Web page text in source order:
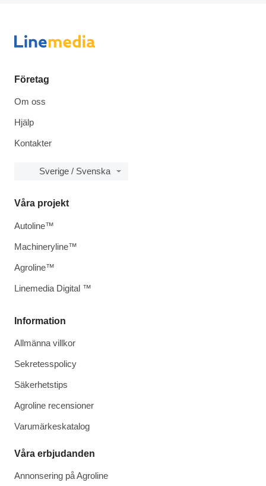
Företag
Om oss
Hjälp
Kontakter
Sverige / Svenska
Information
Allmänna villkor
Sekretesspolicy
Säkerhetstips
Agroline recensioner
Varumärkeskatalog
Våra erbjudanden
Annonsering på Agroline
Våra projekt
Autoline™
Machineryline™
Agroline™
Linemedia Digital ™